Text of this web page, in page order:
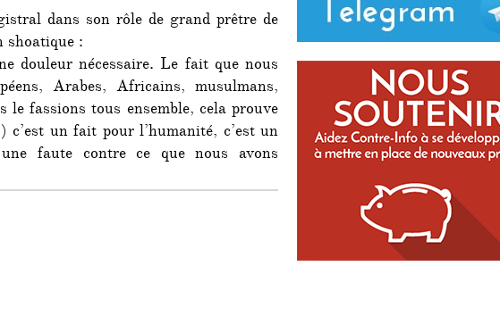
dans son rôle de grand prêtre de
:
douleur nécessaire. Le fait que nous
Arabes, Africains, musulmans,
fassions tous ensemble, cela prouve
un fait pour l’humanité, c’est un
faute contre ce que nous avons
« Delanoë super star à Auschwitz »